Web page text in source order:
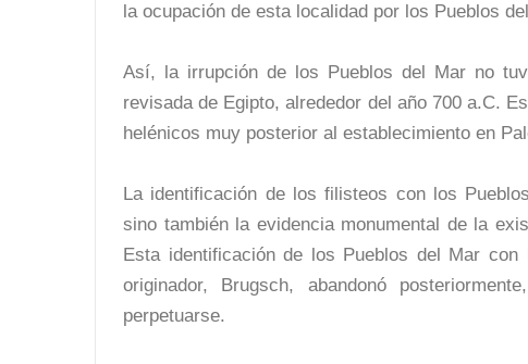
la ocupación de esta localidad por los Pueblos
Así, la irrupción de los Pueblos del Mar no
revisada de Egipto, alrededor del año 700 a.C.
helénicos muy posterior al establecimiento en
La identificación de los filisteos con los
sino también la evidencia monumental de la
Esta identificación de los Pueblos del Mar
originador, Brugsch, abandonó
perpetuarse.